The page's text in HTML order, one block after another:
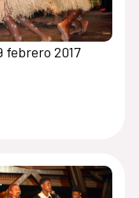
febrero 2017